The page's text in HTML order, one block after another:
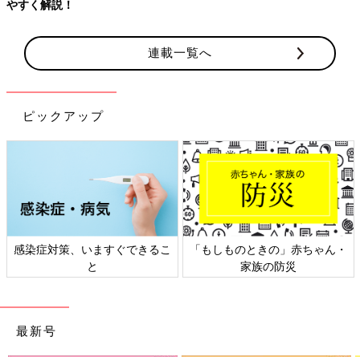
連載一覧へ
ピックアップ
の」赤ちゃん・
日本外来小児科学会リーフレッ
六星占術 細木
最新号